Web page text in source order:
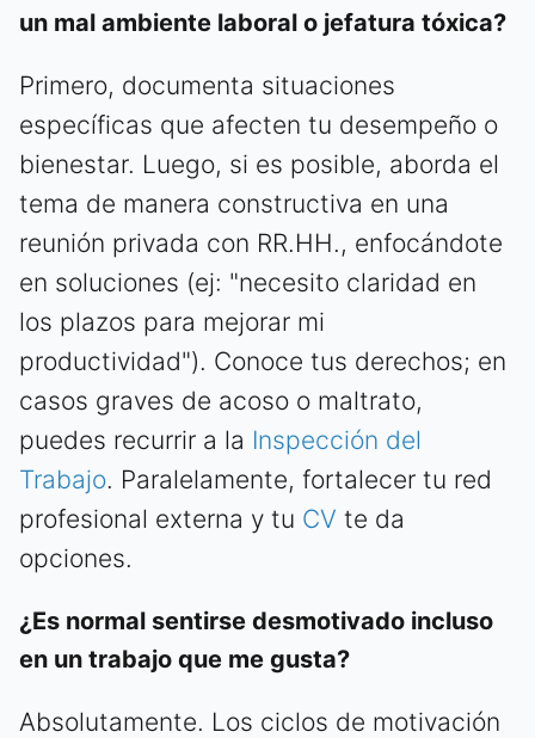
un mal ambiente laboral o jefatura tóxica?
Primero, documenta situaciones
específicas que afecten tu desempeño o
bienestar. Luego, si es posible, aborda el
tema de manera constructiva en una
reunión privada con RR.HH., enfocándote
en soluciones (ej: "necesito claridad en
los plazos para mejorar mi
productividad"). Conoce tus derechos; en
casos graves de acoso o maltrato,
puedes recurrir a la Inspección del
Trabajo. Paralelamente, fortalecer tu red
profesional externa y tu CV te da
opciones.
¿Es normal sentirse desmotivado incluso
en un trabajo que me gusta?
Absolutamente. Los ciclos de motivación